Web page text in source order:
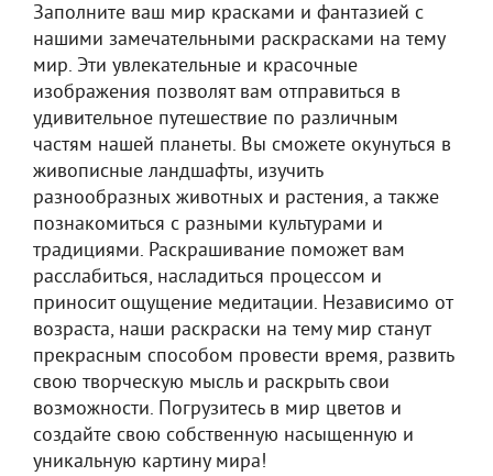
Заполните ваш мир красками и фантазией с
нашими замечательными раскрасками на тему
мир. Эти увлекательные и красочные
изображения позволят вам отправиться в
удивительное путешествие по различным
частям нашей планеты. Вы сможете окунуться в
живописные ландшафты, изучить
разнообразных животных и растения, а также
познакомиться с разными культурами и
традициями. Раскрашивание поможет вам
расслабиться, насладиться процессом и
приносит ощущение медитации. Независимо от
возраста, наши раскраски на тему мир станут
прекрасным способом провести время, развить
свою творческую мысль и раскрыть свои
возможности. Погрузитесь в мир цветов и
создайте свою собственную насыщенную и
уникальную картину мира!